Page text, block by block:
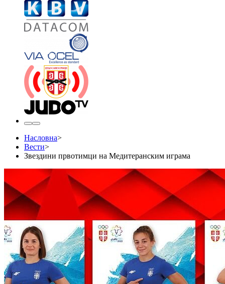
Насловна>
Вести>
Звездини првотимци на Медитеранским играма